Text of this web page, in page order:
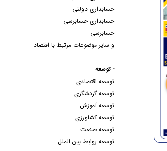
حسابداری دولتی
حسابداری حسابرسی
حسابرسی
و ساير موضوعات مرتبط با اقتصاد
- توسعه
توسعه اقتصادی
توسعه گردشگری
توسعه آموزش
توسعه کشاورزی
توسعه صنعت
توسعه روابط بین الملل